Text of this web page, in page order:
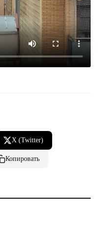
X (Twitter)
Копировать